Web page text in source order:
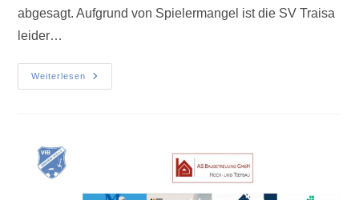
abgesagt. Aufgrund von Spielermangel ist die SV Traisa
leider…
Weiterlesen